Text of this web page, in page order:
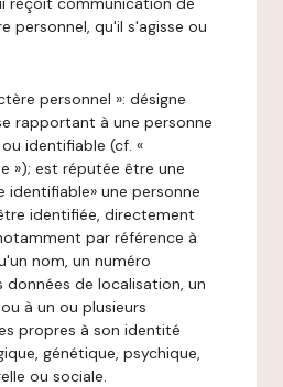
personnel, qu'il s'agisse ou
personnel »: désigne
rapportant à une personne
identifiable (cf. «
»); est réputée être une
identifiable» une personne
identifiée, directement
par référence à
nom, un numéro
de localisation, un
à un ou plusieurs
propres à son identité
génétique, psychique,
ou sociale.